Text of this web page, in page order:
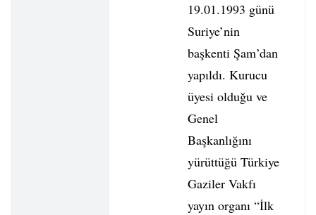
19.01.1993 günü
Suriye’nin
başkenti Şam’dan
yapıldı. Kurucu
üyesi olduğu ve
Genel
Başkanlığını
yürüttüğü Türkiye
Gaziler Vakfı
yayın organı “İlk